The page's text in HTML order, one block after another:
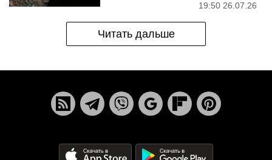
19:50 26.07.26
Читать дальше